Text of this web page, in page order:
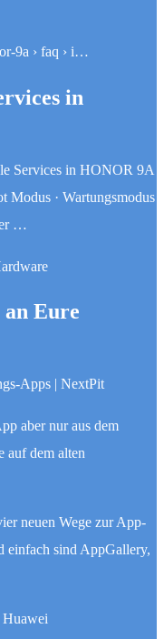
9a › faq › i…
in
Services in HONOR 9A
Modus · Wartungsmodus
…
Eure
Apps | NextPit
aber nur aus dem
auf dem alten
neuen Wege zur App-
einfach sind AppGallery,